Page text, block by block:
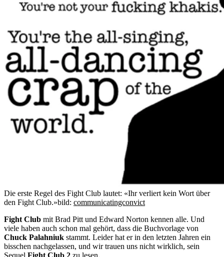
Die erste Regel des Fight Club lautet: «Ihr verliert kein Wort über
den Fight Club.»bild: communicatingconvict
Fight Club mit Brad Pitt und Edward Norton kennen alle. Und
viele haben auch schon mal gehört, dass die Buchvorlage von
Chuck Palahniuk stammt. Leider hat er in den letzten Jahren ein
bisschen nachgelassen, und wir trauen uns nicht wirklich, sein